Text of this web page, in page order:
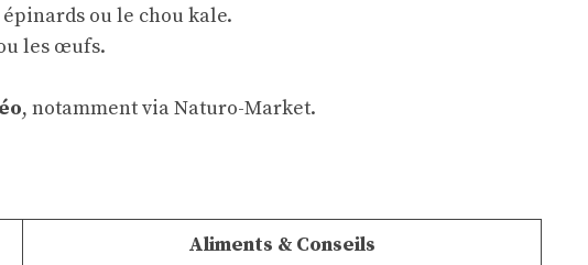
ou le chou kale.
les œufs.
, notamment viaNaturo-Market.
Aliments & Conseils